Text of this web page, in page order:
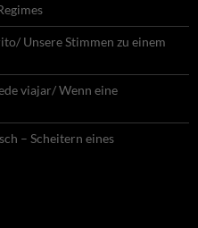
Unsere Stimmen zu einem
viajar/ Wenn eine
– Scheitern eines